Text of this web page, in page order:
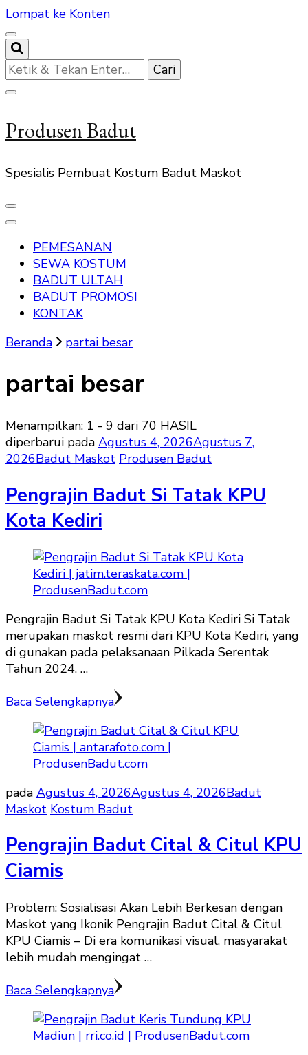
Lompat ke Konten
Mencari
Sesuatu?
Produsen Badut
Spesialis Pembuat Kostum Badut Maskot
PEMESANAN
SEWA KOSTUM
BADUT ULTAH
BADUT PROMOSI
KONTAK
Beranda
partai besar
partai besar
Menampilkan: 1 - 9 dari 70 HASIL
diperbarui pada Agustus 4, 2026Agustus 7,
2026Badut Maskot Produsen Badut
Pengrajin Badut Si Tatak KPU
Kota Kediri
Pengrajin Badut Si Tatak KPU Kota Kediri Si Tatak
merupakan maskot resmi dari KPU Kota Kediri, yang
di gunakan pada pelaksanaan Pilkada Serentak
Tahun 2024. …
Baca Selengkapnya
pada Agustus 4, 2026Agustus 4, 2026Badut
Maskot Kostum Badut
Pengrajin Badut Cital & Citul KPU
Ciamis
Problem: Sosialisasi Akan Lebih Berkesan dengan
Maskot yang Ikonik Pengrajin Badut Cital & Citul
KPU Ciamis – Di era komunikasi visual, masyarakat
lebih mudah mengingat …
Baca Selengkapnya